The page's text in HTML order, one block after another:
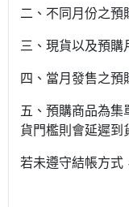
二、不同月份之預
三、現貨以及預購
四、當月發售之預
五、預購商品為集
貨門檻則會延遲到
若未遵守結帳方式